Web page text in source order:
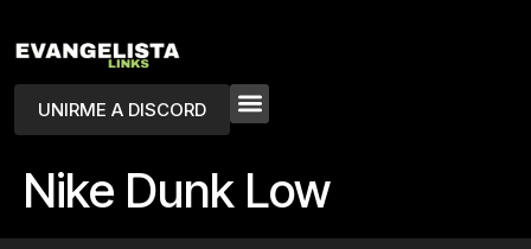
UNIRME A DISCORD
Nike Dunk Low